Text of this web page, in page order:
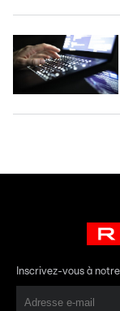
Inscrivez-vous à